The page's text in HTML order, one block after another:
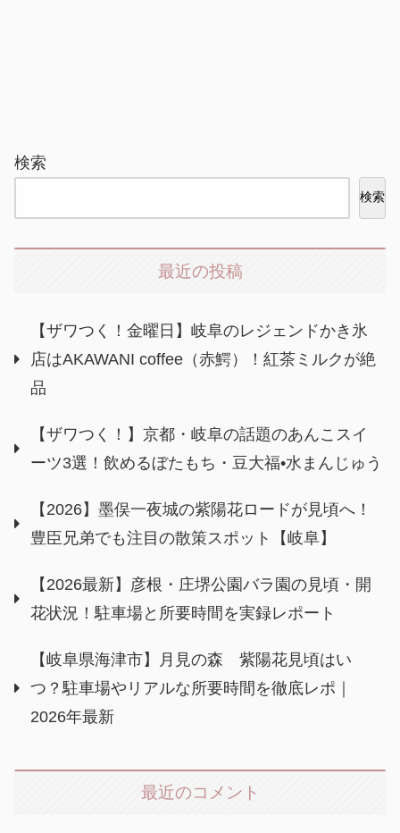
検索
検索
最近の投稿
【ザワつく！金曜日】岐阜のレジェンドかき氷
店はAKAWANI coffee（赤鰐）！紅茶ミルクが絶
品
【ザワつく！】京都・岐阜の話題のあんこスイ
ーツ3選！飲めるぼたもち・豆大福•水まんじゅう
【2026】墨俣一夜城の紫陽花ロードが見頃へ！
豊臣兄弟でも注目の散策スポット【岐阜】
【2026最新】彦根・庄堺公園バラ園の見頃・開
花状況！駐車場と所要時間を実録レポート
【岐阜県海津市】月見の森 紫陽花見頃はい
つ？駐車場やリアルな所要時間を徹底レポ｜
2026年最新
最近のコメント